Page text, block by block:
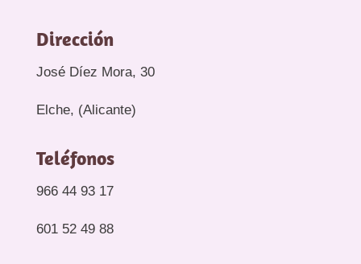
Dirección
José Díez Mora, 30
Elche, (Alicante)
Teléfonos
966 44 93 17
601 52 49 88